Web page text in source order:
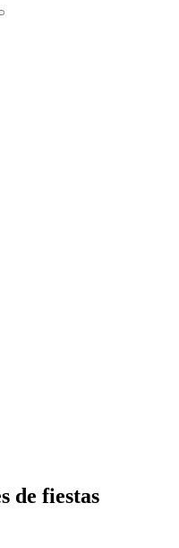
de fiestas